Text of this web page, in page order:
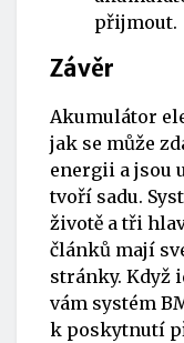
přijmout.
Závěr
Akumulátor
jak se může
energii a jsou
tvoří sadu.
životě a tři
článků mají
stránky. Když
vám systém
k poskytnutí